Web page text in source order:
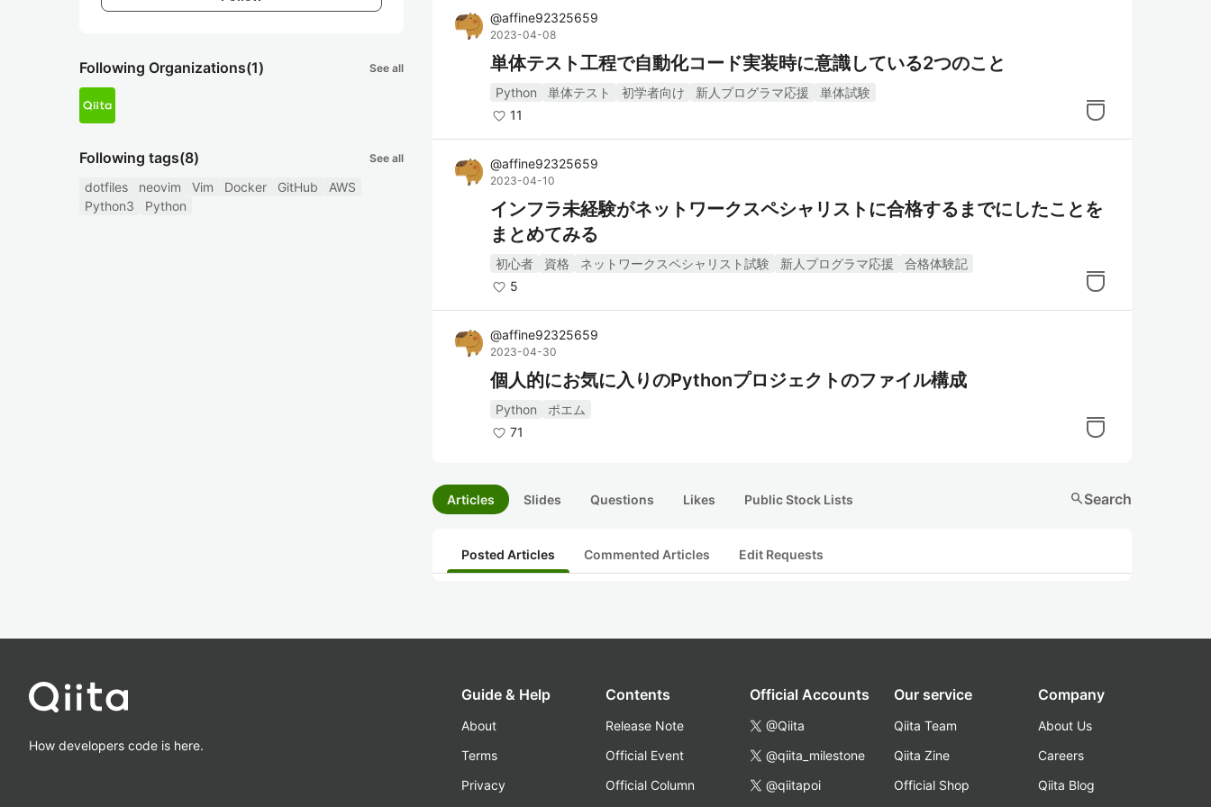
Following Organizations(1) See all
Following tags(8) See all
dotfiles neovim Vim Docker GitHub
AWS
Python3
Python
@affine92325659
2023-04-08
単体テスト工程で自動化コード実装時に意識している2つのこと
Python 単体テスト 初学者向け 新人プログラマ応援
単体試験
11
@affine92325659
2023-04-10
インフラ未経験がネットワークスペシャリストに合格するまでにしたことを
まとめてみる
初心者 資格 ネットワークスペシャリスト試験 新人プログラマ応援
合格体験記
5
@affine92325659
2023-04-30
個人的にお気に入りのPythonプロジェクトのファイル構成
Python
ポエム
71
Articles Slides Questions Likes Public Stock Lists searchSearch
Posted Articles Commented Articles Edit Requests
How developers code is here.
Guide & Help
About
Terms
Privacy
Contents
Release Note
Official Event
Official Column
Official Accounts
@Qiita
@qiita_milestone
@qiitapoi
Our service
Qiita Team
Qiita Zine
Official Shop
Company
About Us
Careers
Qiita Blog